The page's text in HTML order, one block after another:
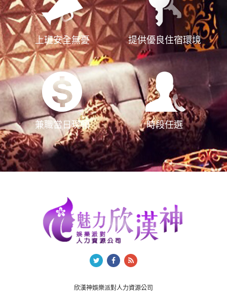
上班安全無憂 提供優良住宿環境
兼職當日現領 時段任選
欣漢神娛樂派對人力資源公司